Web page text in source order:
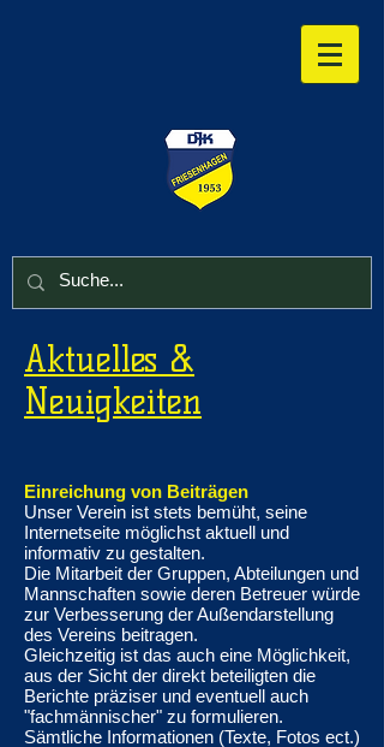
Aktuelles &
Neuigkeiten
Einreichung von Beiträgen
Unser Verein ist stets bemüht, seine
Internetseite möglichst aktuell und
informativ zu gestalten.
Die Mitarbeit der Gruppen, Abteilungen und
Mannschaften sowie deren Betreuer würde
zur Verbesserung der Außendarstellung
des Vereins beitragen.
Gleichzeitig ist das auch eine Möglichkeit,
aus der Sicht der direkt beteiligten die
Berichte präziser und eventuell auch
"fachmännischer" zu formulieren.
Sämtliche Informationen (Texte, Fotos ect.)